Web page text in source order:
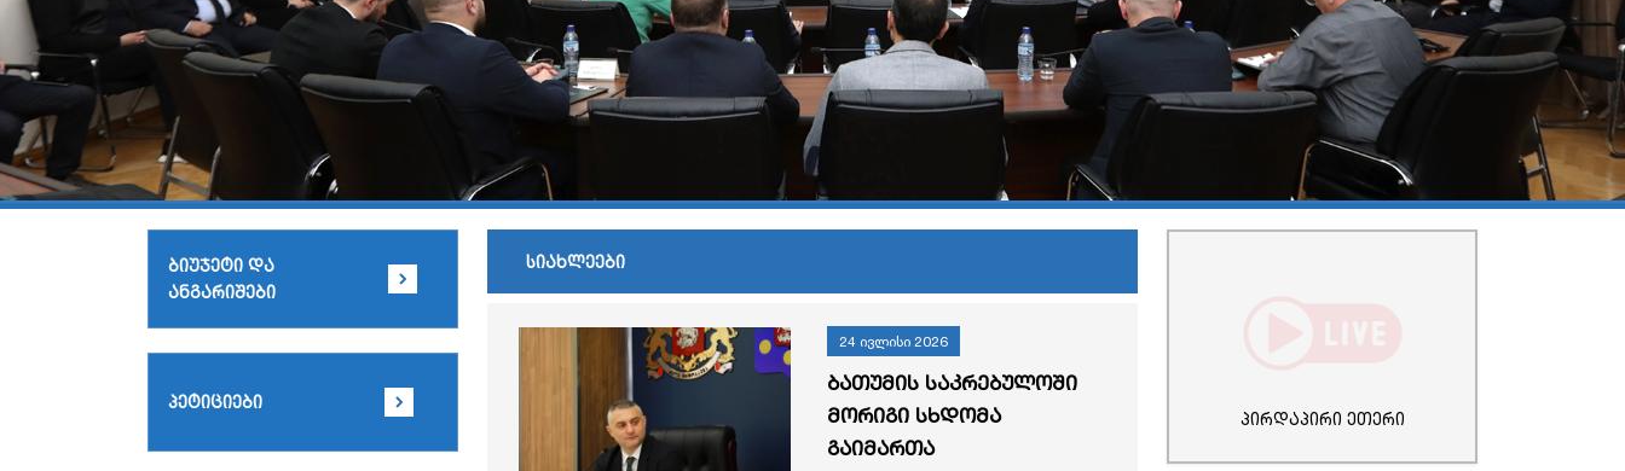
ბიუჯეტი და
ანგარიშები
პეტიციები
სიახლეები
24 ივლისი 2026
ბათუმის საკრებულოში
მორიგი სხდომა
გაიმართა
პირდაპირი ეთერი